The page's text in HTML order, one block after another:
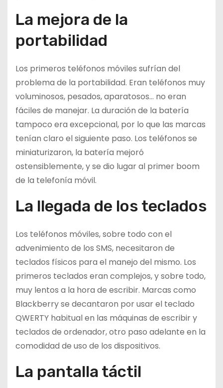
La mejora de la
portabilidad
Los primeros teléfonos móviles sufrían del
problema de la portabilidad. Eran teléfonos muy
voluminosos, pesados, aparatosos… no eran
fáciles de manejar. La duración de la batería
tampoco era excepcional, por lo que las marcas
tenían claro el siguiente paso. Los teléfonos se
miniaturizaron, la batería mejoró
ostensiblemente, y se dio lugar al primer boom
de la telefonía móvil.
La llegada de los teclados
Los teléfonos móviles, sobre todo con el
advenimiento de los SMS, necesitaron de
teclados físicos para el manejo del mismo. Los
primeros teclados eran complejos, y sobre todo,
muy lentos a la hora de escribir. Marcas como
Blackberry se decantaron por usar el teclado
QWERTY habitual en las máquinas de escribir y
teclados de ordenador, otro paso adelante en la
comodidad de uso de los dispositivos.
La pantalla táctil